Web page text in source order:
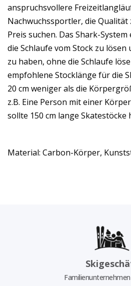
anspruchsvollere
Nachwuchssportler, die
Preis suchen. Das Shark-
die Schlaufe vom Stock zu
zu haben, ohne die Schlaufe
empfohlene Stocklänge für die
20 cm weniger als die
z.B. Eine Person mit einer
sollte 150 cm lange Skatestöcke
Material: Carbon-Körper,